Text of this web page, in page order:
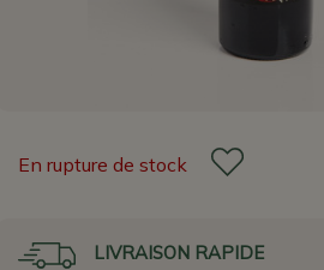
En rupture de stock
LIVRAISON RAPIDE